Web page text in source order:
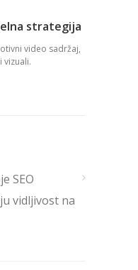
strategija
video sadržaj,
vizuali.
SEO
vidljivost na